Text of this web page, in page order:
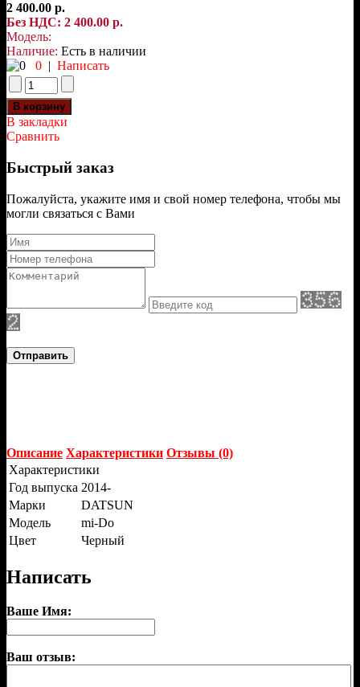
2 400.00 р.
Без НДС: 2 400.00 р.
Модель:
Наличие: Есть в наличии
0 | Написать
В закладки
Сравнить
Быстрый заказ
Пожалуйста, укажите имя и свой номер телефона, чтобы мы
могли связаться с Вами
Отправить
Описание Характеристики Отзывы (0)
Характеристики
Год выпуска 2014-
Марки
DATSUN
Модель
mi-Do
Цвет
Черный
Написать
Ваше Имя:
Ваш отзыв: